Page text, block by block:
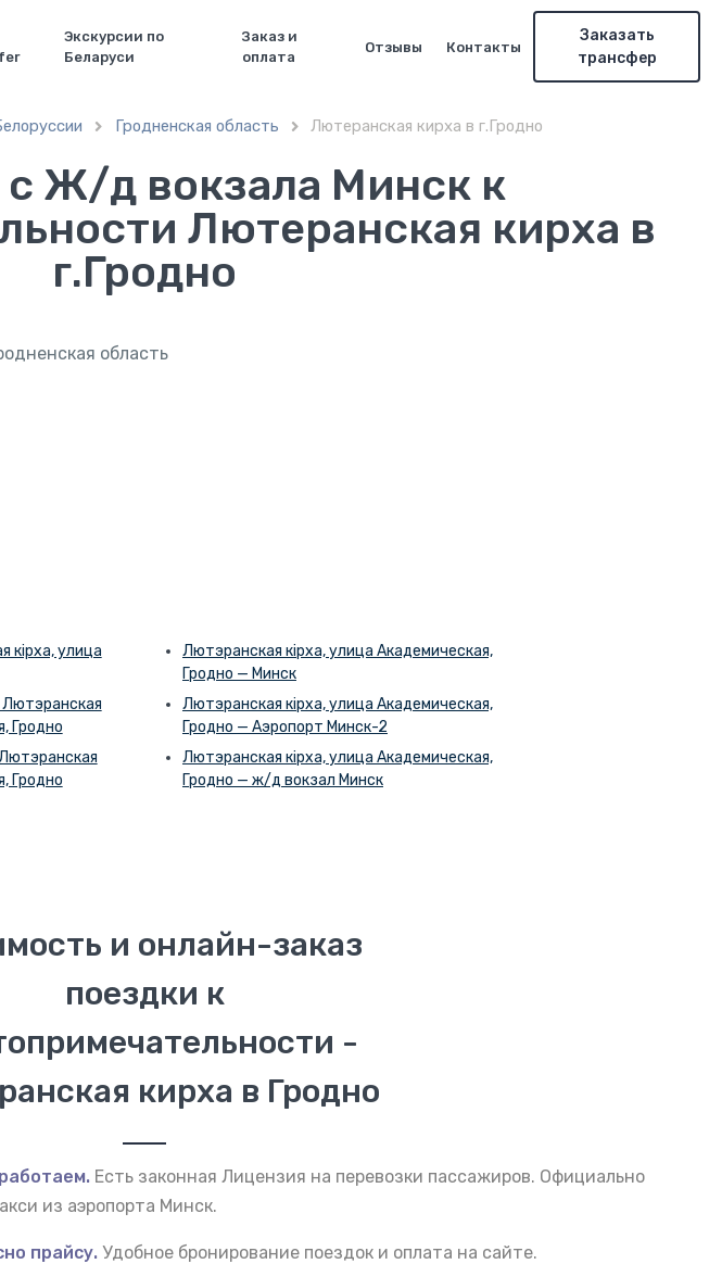
Экскурсии по
Беларуси
Заказ и
оплата
Отзывы Контакты
Заказать
трансфер
 Гродненская область  Лютеранская кирха в г.Гродно
Ж/д вокзала Минск к
Лютеранская кирха в
г.Гродно
область
кірха, улица
Гродно
Гродно
Лютэранская кірха, улица Академическая,
Гродно — Минск
Лютэранская кірха, улица Академическая,
Гродно — Аэропорт Минск-2
Лютэранская кірха, улица Академическая,
Гродно — ж/д вокзал Минск
и онлайн-заказ
поездки к
-
кирха в Гродно
Есть законная Лицензия на перевозки пассажиров. Официально
из аэропорта Минск.
прайсу. Удобное бронирование поездок и оплата на сайте.